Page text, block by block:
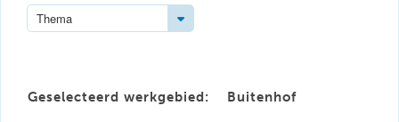
Thema Toggle Dropdown
Geselecteerd werkgebied: Buitenhof